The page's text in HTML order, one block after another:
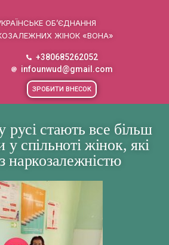
ОБ’ЄДНАННЯ
ЖІНОК «ВОНА»
+380685262052
infounwud@gmail.com
ЗРОБИТИ ВНЕСОК
стають все більш
спільноті жінок, які
наркозалежністю